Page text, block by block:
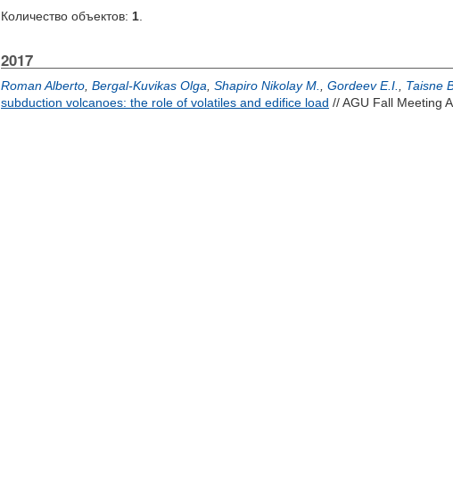
Количество объектов: 1
2017
Roman Alberto Bergal-Kuvikas Olga Shapiro Nikolay M. Gordeev E.I. Taisne
subduction volcanoes: the role of volatiles and edifice load // AGU Fall Meeting